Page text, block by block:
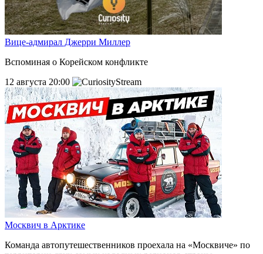
Вице-адмирал Джерри Миллер
Вспоминая о Корейском конфликте
12 августа 20:00
Москвич в Арктике
Команда автопутешественников проехала на «Москвиче» по